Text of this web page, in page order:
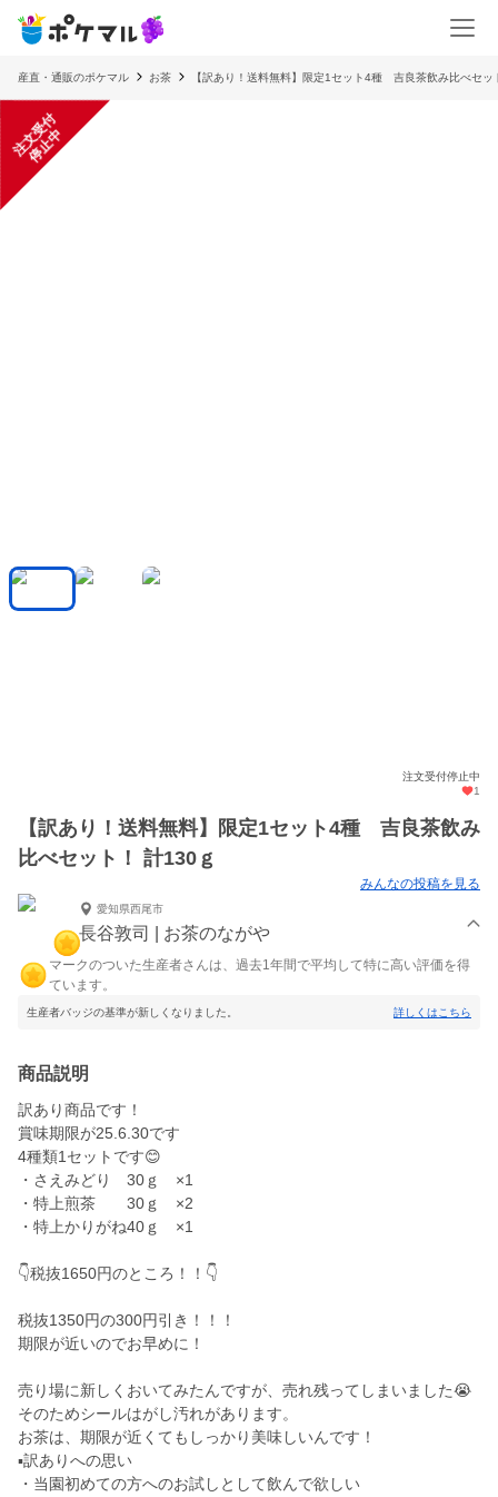
産直・通販のポケマル お茶 【訳あり！送料無料】限定1セット4種 吉良茶飲み比べセッ
注
文
受
付
停
止
中
注文受付停止中
1
【訳あり！送料無料】限定1セット4種 吉良茶飲み
比べセット！ 計130ｇ
みんなの投稿を見る
愛知県西尾市
長谷敦司 | お茶のながや
マークのついた生産者さんは、過去1年間で平均して特に高い評価を得
ています。
生産者バッジの基準が新しくなりました。 詳しくはこちら
商品説明
訳あり商品です！
賞味期限が25.6.30です
4種類1セットです😊
・さえみどり 30ｇ ×1
・特上煎茶 30ｇ ×2
・特上かりがね40ｇ ×1
👇税抜1650円のところ！！👇
税抜1350円の300円引き！！！
期限が近いのでお早めに！
売り場に新しくおいてみたんですが、売れ残ってしまいました😭
そのためシールはがし汚れがあります。
お茶は、期限が近くてもしっかり美味しいんです！
▪️訳ありへの思い
・当園初めての方へのお試しとして飲んで欲しい